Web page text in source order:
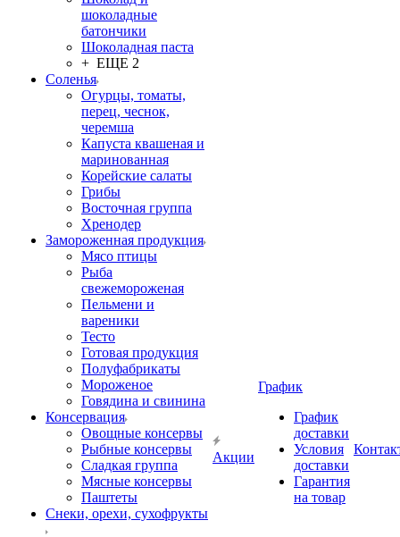
шоколадные
батончики
Шоколадная паста
+ ЕЩЕ 2
Соленья
Огурцы, томаты,
перец, чеснок,
черемша
Капуста квашеная и
маринованная
Корейские салаты
Грибы
Восточная группа
Хренодер
Замороженная продукция
Мясо птицы
Рыба
свежемороженая
Пельмени и
вареники
Тесто
Готовая продукция
Полуфабрикаты
Мороженое
Говядина и свинина
Консервация
Овощные консервы
Рыбные консервы
Сладкая группа
Мясные консервы
Паштеты
Снеки, орехи, сухофрукты
Акции
График
График
доставки
Условия
доставки
Гарантия
на товар